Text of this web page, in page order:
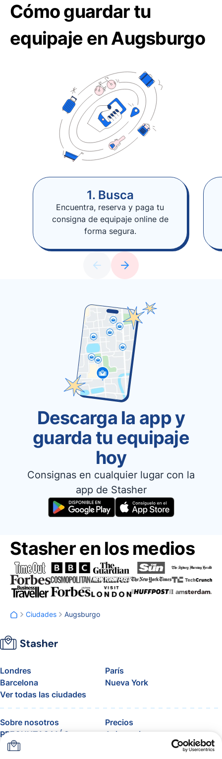
Cómo guardar tu
equipaje en Augsburgo
1. Busca
Encuentra, reserva y paga tu
consigna de equipaje online de
forma segura.
Descarga la app y
guarda tu equipaje
hoy
Consignas en cualquier lugar con la
app de Stasher
Stasher en los medios
Ciudades Augsburgo
Londres
París
Barcelona
Nueva York
Ver todas las ciudades
Sobre nosotros
Precios
PREGUNTAS MÁS
FRECUENTES
Asistencia